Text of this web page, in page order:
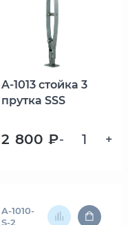
A-1013 стойка 3
прутка SSS
2 800 ₽- +
A-1010-
S-2